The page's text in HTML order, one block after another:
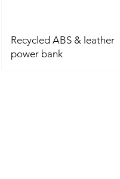
Recycled ABS & leather
power bank